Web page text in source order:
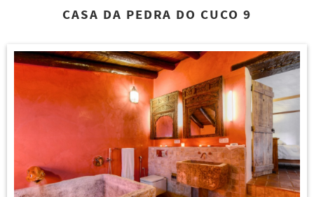
CASA DA PEDRA DO CUCO 9